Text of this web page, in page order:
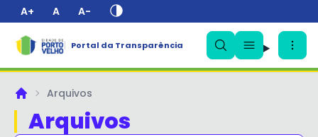
A+ A A-
Portal da Transparência
PrincipalArquivos
Arquivos
✕